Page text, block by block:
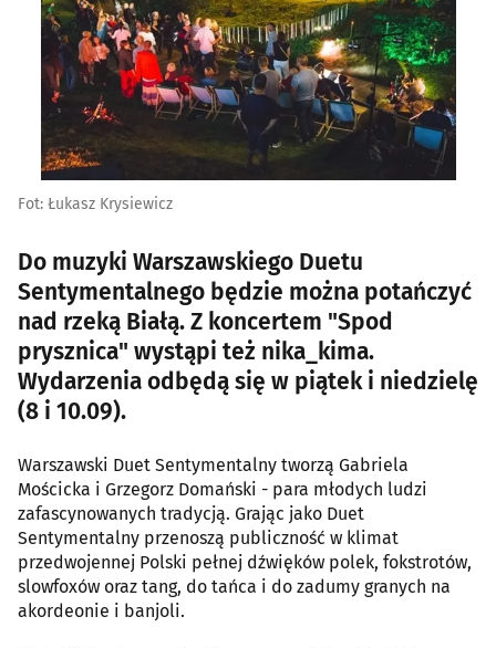
Fot: Łukasz Krysiewicz
Do muzyki Warszawskiego Duetu
Sentymentalnego będzie można potańczyć
nad rzeką Białą. Z koncertem "Spod
prysznica" wystąpi też nika_kima.
Wydarzenia odbędą się w piątek i niedzielę
(8 i 10.09).
Warszawski Duet Sentymentalny tworzą Gabriela
Mościcka i Grzegorz Domański - para młodych ludzi
zafascynowanych tradycją. Grając jako Duet
Sentymentalny przenoszą publiczność w klimat
przedwojennej Polski pełnej dźwięków polek, fokstrotów,
slowfoxów oraz tang, do tańca i do zadumy granych na
akordeonie i banjoli.